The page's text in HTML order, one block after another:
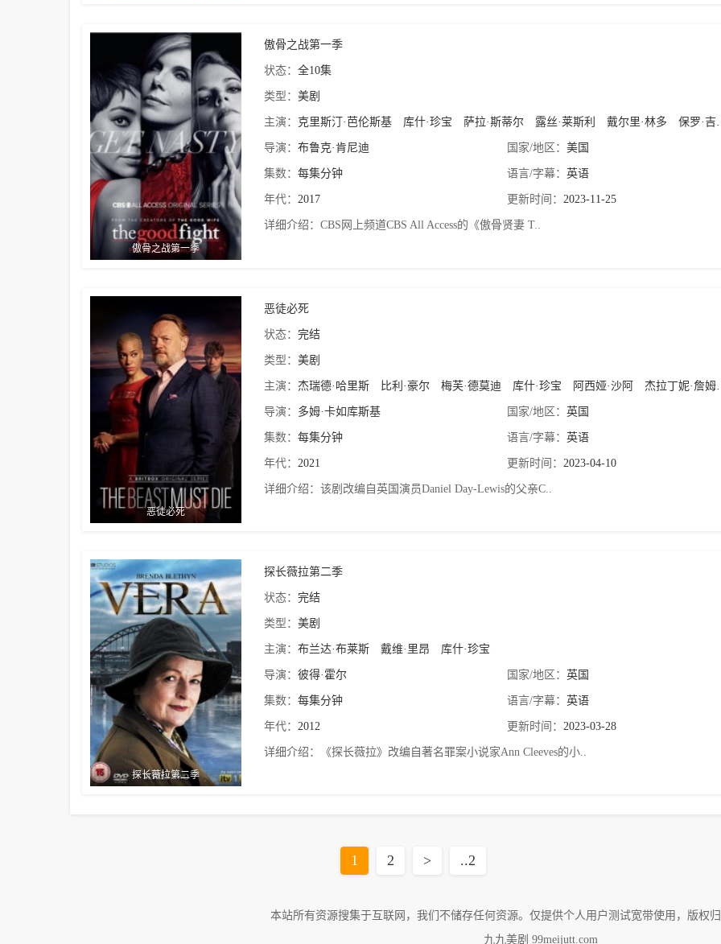
傲骨之战第一季
傲骨之战第一季
状态：全10集
类型：美剧
主演： 克里斯汀·芭伦斯基 库什·珍宝 萨拉·斯蒂尔 露丝·莱斯利 戴尔里·林多 保罗·吉尔福伊尔
导演：布鲁克·肯尼迪 国家/地区：美国
集数：每集分钟 语言/字幕：英语
年代：2017 更新时间：2023-11-25
详细介绍：CBS网上频道CBS All Access的《傲骨贤妻 T..
恶徒必死
恶徒必死
状态：完结
类型：美剧
主演： 杰瑞德·哈里斯 比利·豪尔 梅芙·德莫迪 库什·珍宝 阿西娅·沙阿 杰拉丁妮·詹姆斯
导演： 多姆·卡如库斯基 国家/地区：英国
集数：每集分钟 语言/字幕：英语
年代： 2021 更新时间： 2023-04-10
详细介绍：该剧改编自英国演员Daniel Day-Lewis的父亲C..
探长薇拉第二季
探长薇拉第二季
状态：完结
类型：美剧
主演：布兰达·布莱斯 戴维·里昂 库什·珍宝
导演：彼得·霍尔 国家/地区：英国
集数：每集分钟 语言/字幕：英语
年代： 2012 更新时间： 2023-03-28
详细介绍： 《探长薇拉》改编自著名罪案小说家Ann Cleeves的小..
1 2 > ..2
本站所有资源搜集于互联网，我们不储存任何资源。仅提供个人用户测试宽带使用，版权归
九九美剧 99meijutt.com